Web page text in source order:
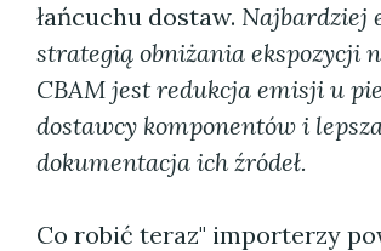
łańcuchu dostaw. Najbardziej
strategią obniżania ekspozycji
CBAM jest redukcja emisji u
dostawcy komponentów i
dokumentacja ich źródeł.
Co robić teraz" importerzy